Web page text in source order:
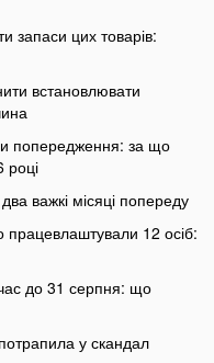
запаси цих товарів:
встановлювати
попередження: за що
році
важкі місяці попереду
працевлаштували 12 осіб:
до 31 серпня: що
у скандал